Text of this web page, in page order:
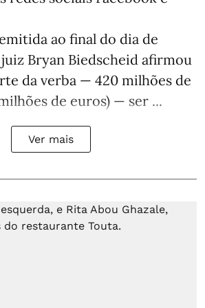
ao final do dia de
Bryan Biedscheid afirmou
da verba — 420 milhões de
de euros) — ser ...
Ver mais